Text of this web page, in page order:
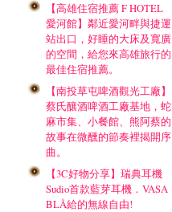
【高雄住宿推薦 F HOTEL
愛河館】鄰近愛河畔與捷運
站出口，好睡的大床及寬廣
的空間，給您來高雄旅行的
最佳住宿推薦。
【南投草屯啤酒觀光工廠】
蔡氏釀酒啤酒工廠基地，蛇
麻市集、小餐館、熊阿蔡的
故事在微醺的節奏裡揭開序
曲。
【3C好物分享】瑞典耳機
Sudio首款藍芽耳機．VASA
BLÅ給的無線自由!